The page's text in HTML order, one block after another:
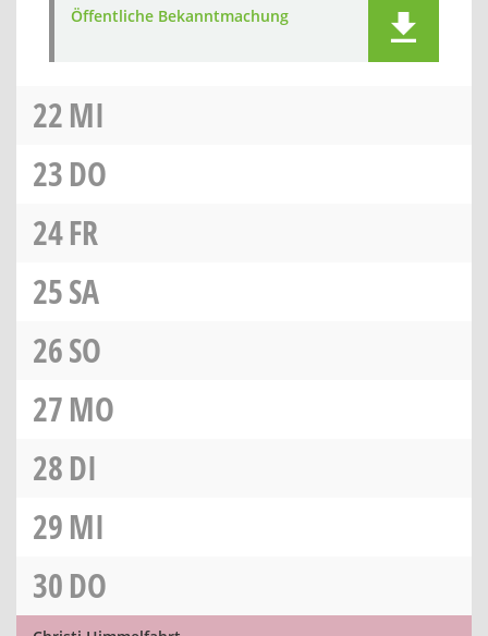
Öffentliche Bekanntmachung
22MI
23DO
24FR
25SA
26SO
27MO
28DI
29MI
30DO